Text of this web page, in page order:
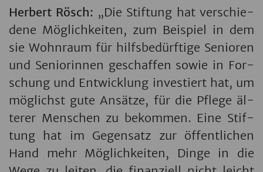
Her­bert Rösch: „Die Stif­tung hat ver­schie­
de­ne Mög­lich­kei­ten, zum Bei­spiel in dem
sie Wohn­raum für hilfs­be­dürf­ti­ge Se­ni­o­ren
und Se­ni­o­rin­nen ge­schaf­fen sowie in For­
schung und Ent­wick­lung in­ves­tiert hat, um
mög­lichst gute An­sät­ze, für die Pfle­ge äl­
te­rer Men­schen zu be­kom­men. Eine Stif­
tung hat im Ge­gen­satz zur öf­fent­li­chen
Hand mehr Mög­lich­kei­ten, Dinge in die